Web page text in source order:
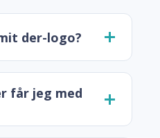
der-logo?
får jeg med